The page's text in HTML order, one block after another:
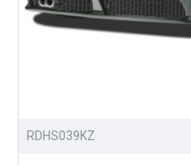
RDHS039KZ